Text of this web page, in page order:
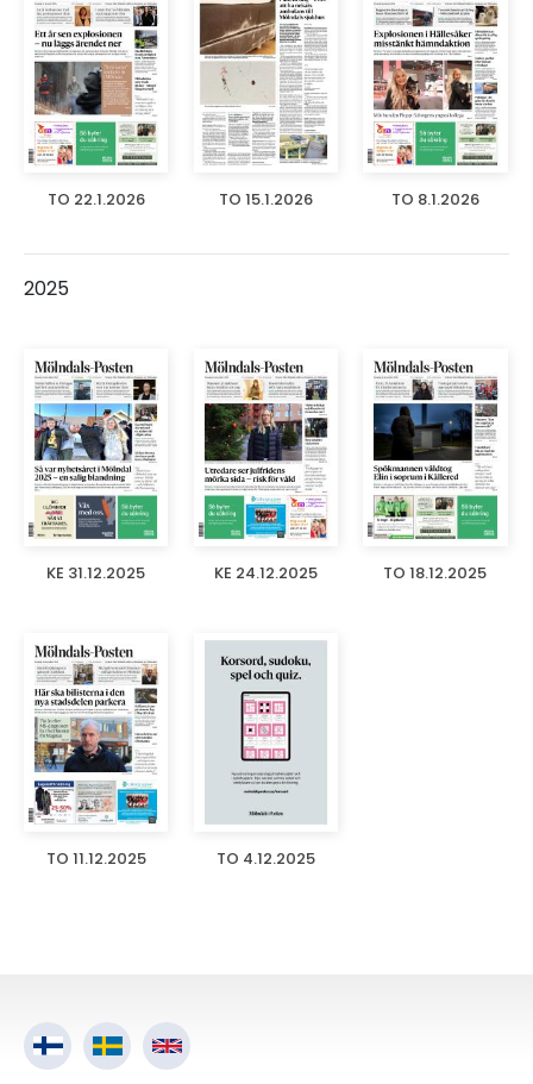
TO 22.1.2026 TO 15.1.2026 TO 8.1.2026
2025
KE 31.12.2025 KE 24.12.2025 TO 18.12.2025
TO 11.12.2025 TO 4.12.2025